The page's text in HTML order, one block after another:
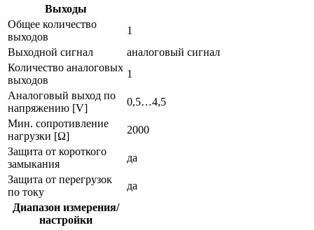
Выходы
Общее количество
выходов
1
Выходной сигнал
аналоговый сигнал
Количество аналоговых
выходов
1
Аналоговый выход по
напряжению [V]
0,5…4,5
Мин. сопротивление
нагрузки [Ω]
2000
Защита от короткого
замыкания
да
Защита от перегрузок
по току
да
Диапазон измерения/
настройки